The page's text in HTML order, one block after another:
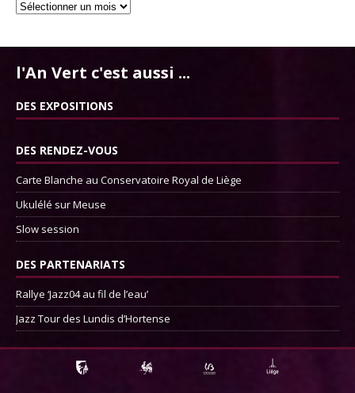
l'An Vert c'est aussi ...
DES EXPOSITIONS
DES RENDEZ-VOUS
Carte Blanche au Conservatoire Royal de Liège
Ukulélé sur Meuse
Slow session
DES PARTENARIATS
Rallye ‘Jazz04 au fil de l’eau’
Jazz Tour des Lundis d’Hortense